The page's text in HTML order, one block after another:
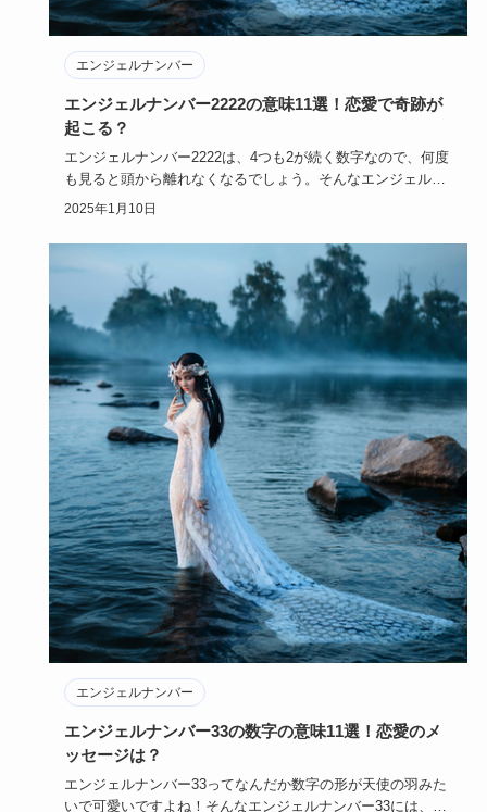
エンジェルナンバー
エンジェルナンバー2222の意味11選！恋愛で奇跡が
起こる？
エンジェルナンバー2222は、4つも2が続く数字なので、何度
も見ると頭から離れなくなるでしょう。そんなエンジェルナ
ンバー2…
2025年1月10日
エンジェルナンバー
エンジェルナンバー33の数字の意味11選！恋愛のメ
ッセージは？
エンジェルナンバー33ってなんだか数字の形が天使の羽みた
いで可愛いですよね！そんなエンジェルナンバー33には、ど